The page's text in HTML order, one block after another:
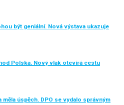
být geniální. Nová výstava ukazuje
Polska. Nový vlak otevírá cestu
úspěch. DPO se vydalo správným